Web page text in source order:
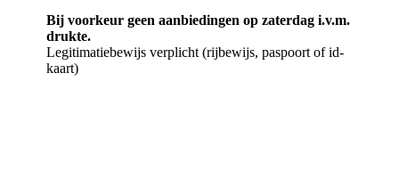
Bij voorkeur geen aanbiedingen op zaterdag i.v.m.
drukte.
Legitimatiebewijs verplicht (rijbewijs, paspoort of id-
kaart)